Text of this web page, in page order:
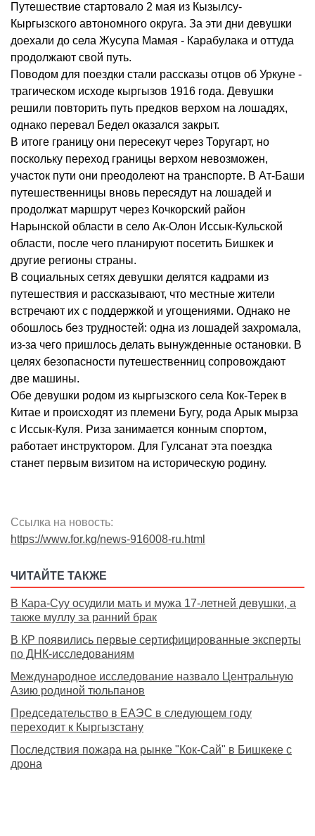
Путешествие стартовало 2 мая из Кызылсу-
Кыргызского автономного округа. За эти дни девушки
доехали до села Жусупа Мамая - Карабулака и оттуда
продолжают свой путь.
Поводом для поездки стали рассказы отцов об Уркуне -
трагическом исходе кыргызов 1916 года. Девушки
решили повторить путь предков верхом на лошадях,
однако перевал Бедел оказался закрыт.
В итоге границу они пересекут через Торугарт, но
поскольку переход границы верхом невозможен,
участок пути они преодолеют на транспорте. В Ат-Баши
путешественницы вновь пересядут на лошадей и
продолжат маршрут через Кочкорский район
Нарынской области в село Ак-Олон Иссык-Кульской
области, после чего планируют посетить Бишкек и
другие регионы страны.
В социальных сетях девушки делятся кадрами из
путешествия и рассказывают, что местные жители
встречают их с поддержкой и угощениями. Однако не
обошлось без трудностей: одна из лошадей захромала,
из-за чего пришлось делать вынужденные остановки. В
целях безопасности путешественниц сопровождают
две машины.
Обе девушки родом из кыргызского села Кок-Терек в
Китае и происходят из племени Бугу, рода Арык мырза
с Иссык-Куля. Риза занимается конным спортом,
работает инструктором. Для Гулсанат эта поездка
станет первым визитом на историческую родину.
Ссылка на новость:
https://www.for.kg/news-916008-ru.html
ЧИТАЙТЕ ТАКЖЕ
В Кара-Суу осудили мать и мужа 17-летней девушки, а
также муллу за ранний брак
В КР появились первые сертифицированные эксперты
по ДНК-исследованиям
Международное исследование назвало Центральную
Азию родиной тюльпанов
Председательство в ЕАЭС в следующем году
переходит к Кыргызстану
Последствия пожара на рынке "Кок-Сай" в Бишкеке с
дрона